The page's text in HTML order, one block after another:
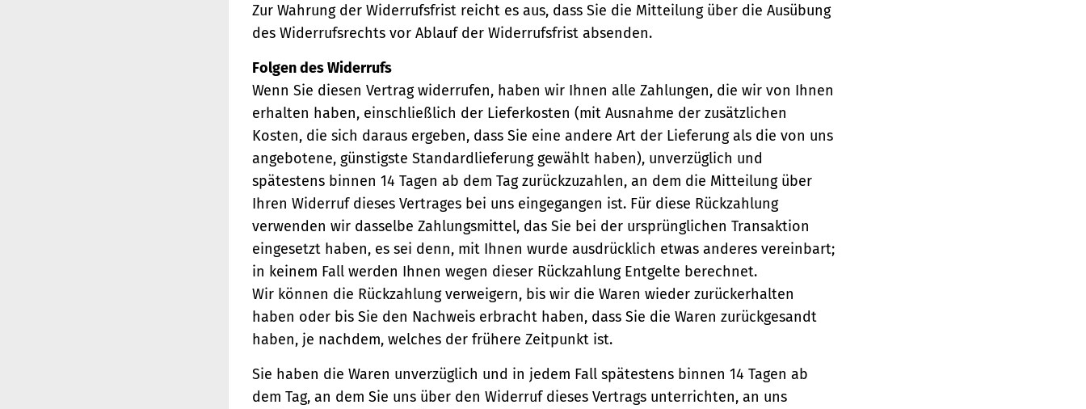
Zur Wahrung der Widerrufsfrist reicht es aus, dass Sie die Mitteilung über die Ausübung
des Widerrufsrechts vor Ablauf der Widerrufsfrist absenden.
Folgen des Widerrufs
Wenn Sie diesen Vertrag widerrufen, haben wir Ihnen alle Zahlungen, die wir von Ihnen
erhalten haben, einschließlich der Lieferkosten (mit Ausnahme der zusätzlichen
Kosten, die sich daraus ergeben, dass Sie eine andere Art der Lieferung als die von uns
angebotene, günstigste Standardlieferung gewählt haben), unverzüglich und
spätestens binnen 14 Tagen ab dem Tag zurückzuzahlen, an dem die Mitteilung über
Ihren Widerruf dieses Vertrages bei uns eingegangen ist. Für diese Rückzahlung
verwenden wir dasselbe Zahlungsmittel, das Sie bei der ursprünglichen Transaktion
eingesetzt haben, es sei denn, mit Ihnen wurde ausdrücklich etwas anderes vereinbart;
in keinem Fall werden Ihnen wegen dieser Rückzahlung Entgelte berechnet.
Wir können die Rückzahlung verweigern, bis wir die Waren wieder zurückerhalten
haben oder bis Sie den Nachweis erbracht haben, dass Sie die Waren zurückgesandt
haben, je nachdem, welches der frühere Zeitpunkt ist.
Sie haben die Waren unverzüglich und in jedem Fall spätestens binnen 14 Tagen ab
dem Tag, an dem Sie uns über den Widerruf dieses Vertrags unterrichten, an uns